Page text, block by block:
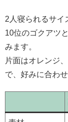
2人寝られるサイ
10位のゴクアツ
みます。
片面はオレンジ
で、好みに合わ